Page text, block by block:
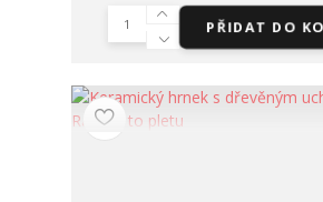
PŘIDAT DO